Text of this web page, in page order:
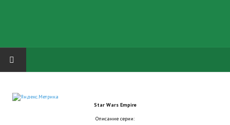
Star Wars Empire
Описание серии: